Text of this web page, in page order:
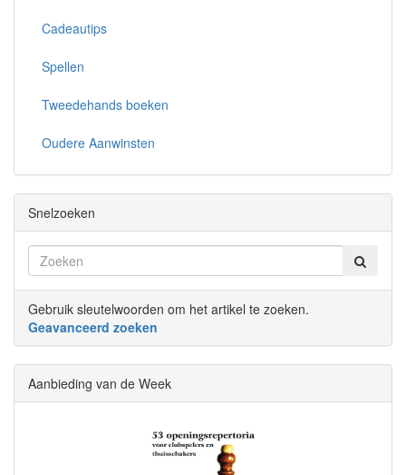
Cadeautips
Spellen
Tweedehands boeken
Oudere Aanwinsten
Snelzoeken
Gebruik sleutelwoorden om het artikel te zoeken.
Geavanceerd zoeken
Aanbieding van de Week